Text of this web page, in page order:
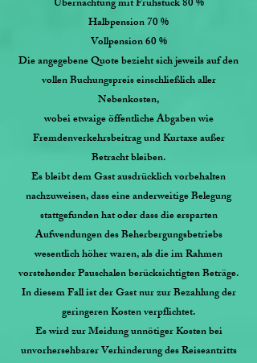
Übernachtung mit Frühstück 80 %
Halbpension 70 %
Vollpension 60 %
Die angegebene Quote bezieht sich jeweils auf den
vollen Buchungspreis einschließlich aller
Nebenkosten,
wobei etwaige öffentliche Abgaben wie
Fremdenverkehrsbeitrag und Kurtaxe außer
Betracht bleiben.
Es bleibt dem Gast ausdrücklich vorbehalten
nachzuweisen, dass eine anderweitige Belegung
stattgefunden hat oder dass die ersparten
Aufwendungen des Beherbergungsbetriebs
wesentlich höher waren, als die im Rahmen
vorstehender Pauschalen berücksichtigten Beträge.
In diesem Fall ist der Gast nur zur Bezahlung der
geringeren Kosten verpflichtet.
Es wird zur Meidung unnötiger Kosten bei
unvorhersehbarer Verhinderung des Reiseantritts